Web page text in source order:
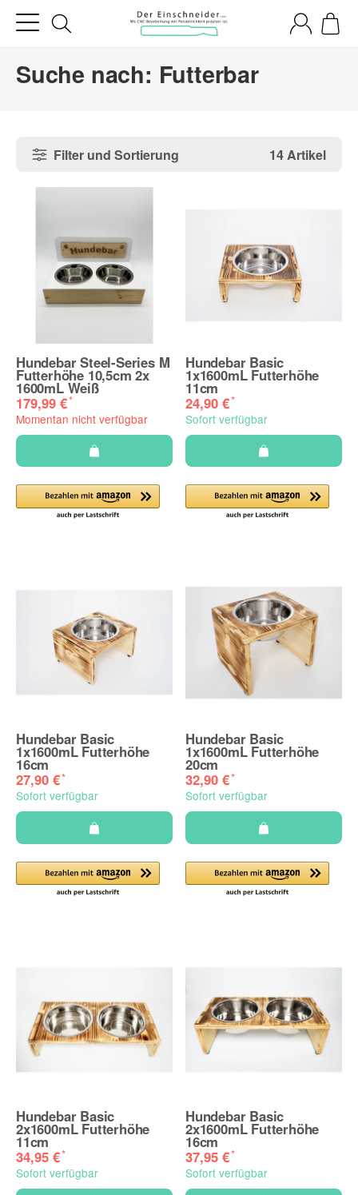
Suche nach: Futterbar
Filter und Sortierung 14 Artikel
Hundebar Steel-Series M
Futterhöhe 10,5cm 2x
1600mL Weiß
179,99 €*
Momentan nicht verfügbar
Hundebar Basic
1x1600mL Futterhöhe
11cm
24,90 €*
Sofort verfügbar
Hundebar Basic
1x1600mL Futterhöhe
16cm
27,90 €*
Sofort verfügbar
Hundebar Basic
1x1600mL Futterhöhe
20cm
32,90 €*
Sofort verfügbar
Hundebar Basic
2x1600mL Futterhöhe
11cm
34,95 €*
Sofort verfügbar
Hundebar Basic
2x1600mL Futterhöhe
16cm
37,95 €*
Sofort verfügbar